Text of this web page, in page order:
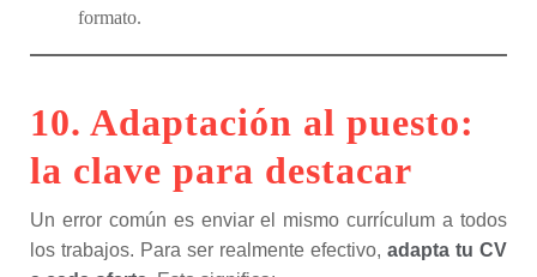
formato.
10. Adaptación al puesto:
la clave para destacar
Un error común es enviar el mismo currículum a todos
los trabajos. Para ser realmente efectivo, adapta tu CV